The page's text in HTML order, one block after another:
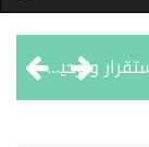
اتفاقية مكة… تعزيز الردع لحماية الاستقرار وترحيب اقليمي ودولي بها